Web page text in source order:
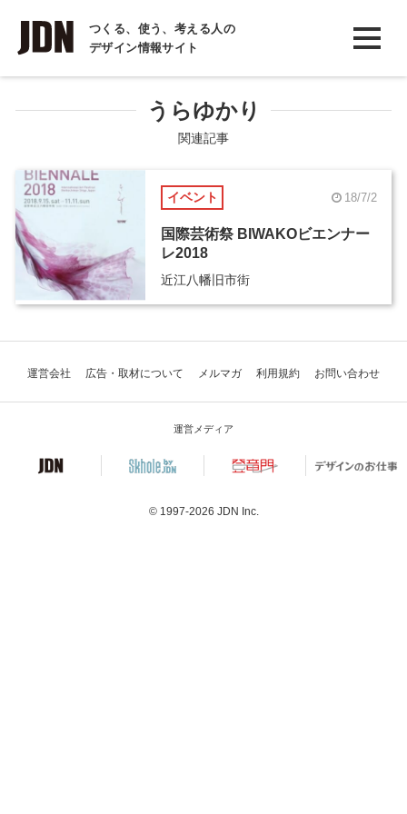
つくる、使う、考える人の
デザイン情報サイト
INTERVIEW
インタビュー
COLUMN
コラム
うらゆかり
関連記事
イベント 18/7/2
国際芸術祭 BIWAKOビエンナー
レ2018
近江八幡旧市街
運営会社 広告・取材について メルマガ 利用規約 お問い合わせ
運営メディア
© 1997-2026 JDN Inc.